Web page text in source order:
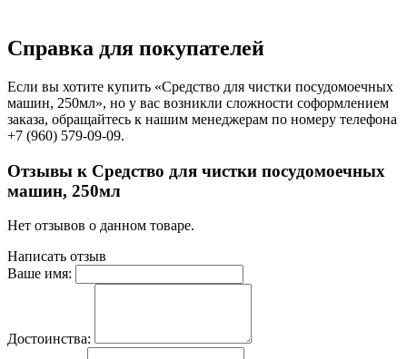
Справка для покупателей
Если вы хотите купить «Средство для чистки посудомоечных
машин, 250мл», но у вас возникли сложности соформлением
заказа, обращайтесь к нашим менеджерам по номеру телефона
+7 (960) 579-09-09.
Отзывы к Средство для чистки посудомоечных
машин, 250мл
Нет отзывов о данном товаре.
Написать отзыв
Ваше имя:
Достоинства: